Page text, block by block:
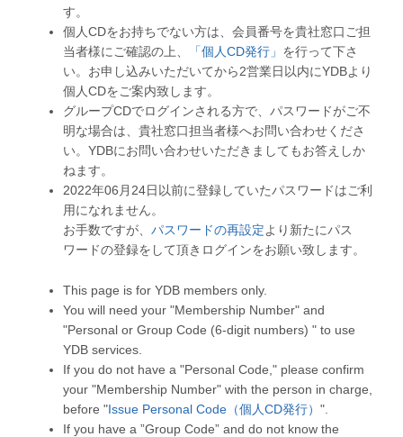
す。
個人CDをお持ちでない方は、会員番号を貴社窓口ご担
当者様にご確認の上、
「個人CD発行」 を行って下さ
い。お申し込みいただいてから2営業日以内にYDBより
個人CDをご案内致します。
グループCDでログインされる方で、パスワードがご不
明な場合は、貴社窓口担当者様へお問い合わせくださ
い。YDBにお問い合わせいただきましてもお答えしか
ねます。
2022年06月24日以前に登録していたパスワードはご利
用になれません。
お手数ですが、 パスワードの再設定より新たにパス
ワードの登録をして頂きログインをお願い致します。
This page is for YDB members only.
You will need your "Membership Number" and
"Personal or Group Code (6-digit numbers) " to use
YDB services.
If you do not have a "Personal Code," please confirm
your "Membership Number" with the person in charge,
before "Issue Personal Code（個人CD発行） ".
If you have a ”Group Code” and do not know the